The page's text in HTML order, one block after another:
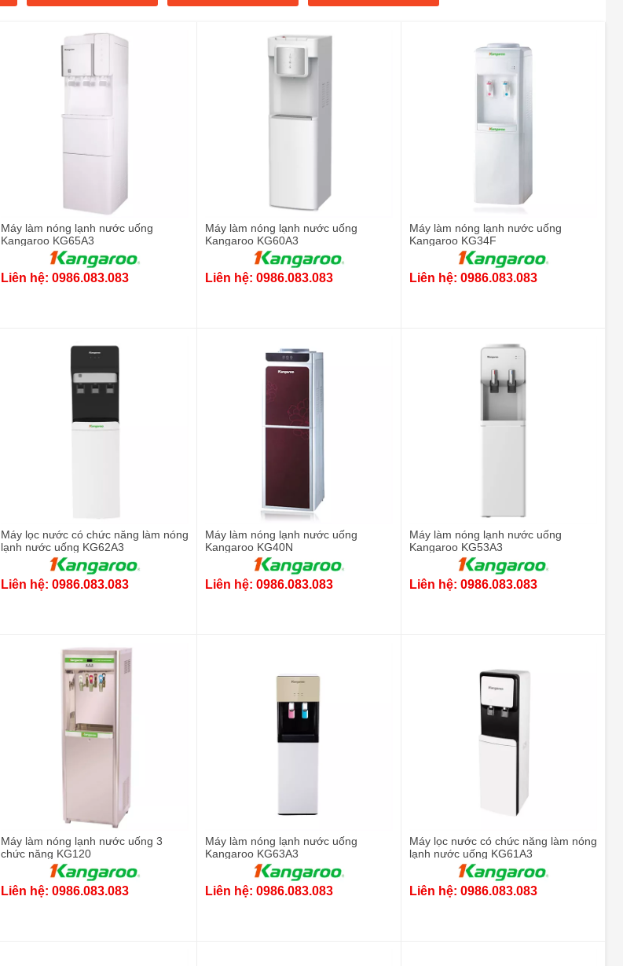
Máy làm nóng lạnh nước uống
Kangaroo KG65A3
Liên hệ: 0986.083.083
Máy làm nóng lạnh nước uống
Kangaroo KG60A3
Liên hệ: 0986.083.083
Máy làm nóng lạnh nước uống
Kangaroo KG34F
Liên hệ: 0986.083.083
Máy lọc nước có chức năng làm nóng
lạnh nước uống KG62A3
Liên hệ: 0986.083.083
Máy làm nóng lạnh nước uống
Kangaroo KG40N
Liên hệ: 0986.083.083
Máy làm nóng lạnh nước uống
Kangaroo KG53A3
Liên hệ: 0986.083.083
Máy làm nóng lạnh nước uống 3
chức năng KG120
Liên hệ: 0986.083.083
Máy làm nóng lạnh nước uống
Kangaroo KG63A3
Liên hệ: 0986.083.083
Máy lọc nước có chức năng làm nóng
lạnh nước uống KG61A3
Liên hệ: 0986.083.083